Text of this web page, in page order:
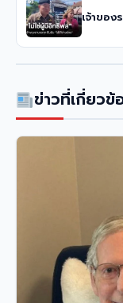
เจ้าขอ
ข่าวที่เกี่ยวข้